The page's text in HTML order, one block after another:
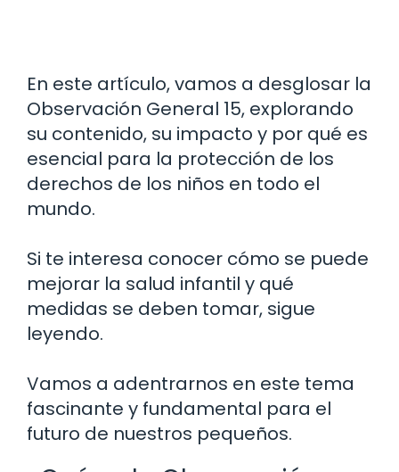
En este artículo, vamos a desglosar la
Observación General 15, explorando
su contenido, su impacto y por qué es
esencial para la protección de los
derechos de los niños en todo el
mundo.
Si te interesa conocer cómo se puede
mejorar la salud infantil y qué
medidas se deben tomar, sigue
leyendo.
Vamos a adentrarnos en este tema
fascinante y fundamental para el
futuro de nuestros pequeños.